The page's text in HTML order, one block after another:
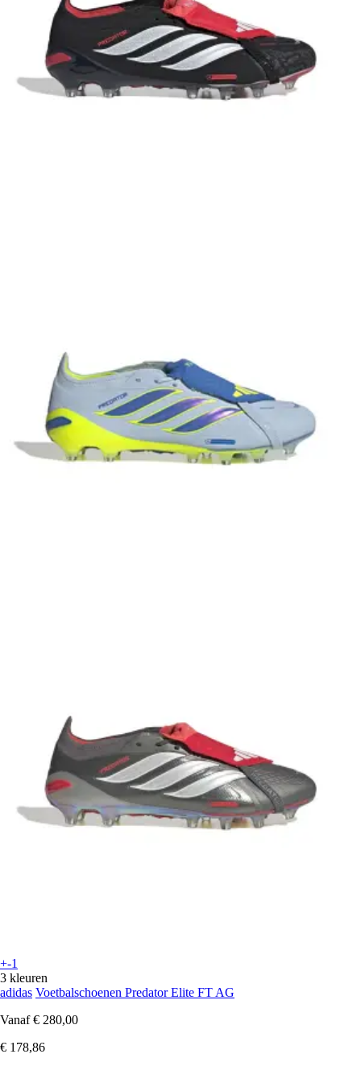
+-1
3 kleuren
adidas Voetbalschoenen Predator Elite FT AG
Vanaf € 280,00
€ 178,86